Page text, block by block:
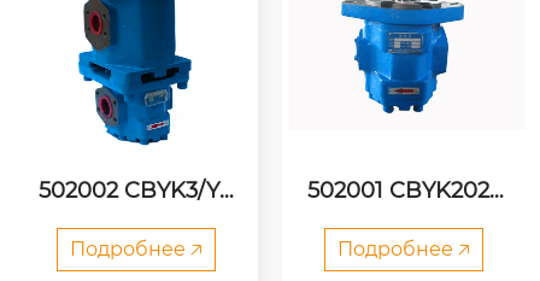
502002 CBYK3/YK
ренный насос выс
окого давления
Подробнее 🡥
502001 CBYK2025
одинарный насос
Подробнее 🡥